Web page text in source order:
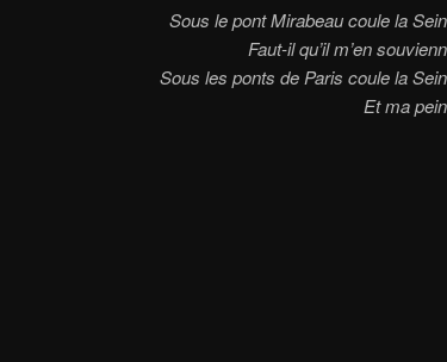
Sous le pont Mirabeau coule la
Faut-il qu’il m’en
Sous les ponts de Paris coule la
Et ma